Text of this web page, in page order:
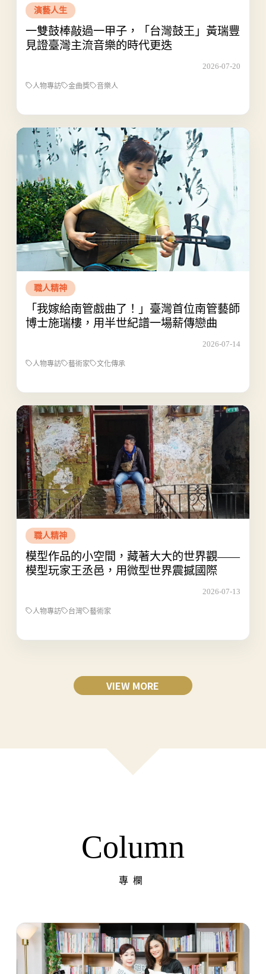
演藝人生
一雙鼓棒敲過一甲子，「台灣鼓王」黃瑞豐
見證臺灣主流音樂的時代更迭
2026-07-20
人物專訪 金曲獎 音樂人
職人精神
「我嫁給南管戲曲了！」臺灣首位南管藝師
博士施瑞樓，用半世紀譜一場薪傳戀曲
2026-07-14
人物專訪 藝術家 文化傳承
職人精神
模型作品的小空間，藏著大大的世界觀——
模型玩家王丞邑，用微型世界震撼國際
2026-07-13
人物專訪 台灣 藝術家
VIEW MORE
Column
專欄